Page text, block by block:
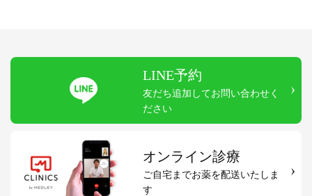
LINE予約
友だち追加してお問い合わせく
ださい
オンライン診療
ご自宅までお薬を配送いたしま
す